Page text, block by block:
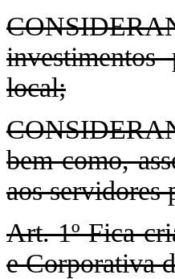
local;
bem como,
aos
Art. 1º Fica
e Corporativa